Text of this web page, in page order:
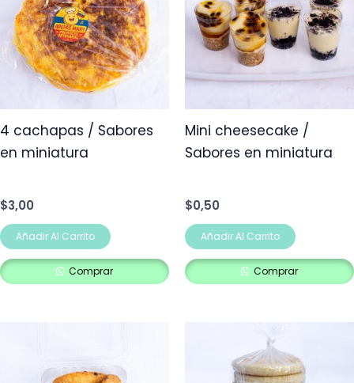
4 cachapas / Sabores
en miniatura
$3,00
Añadir Al Carrito
Comprar
Mini cheesecake /
Sabores en miniatura
$0,50
Añadir Al Carrito
Comprar